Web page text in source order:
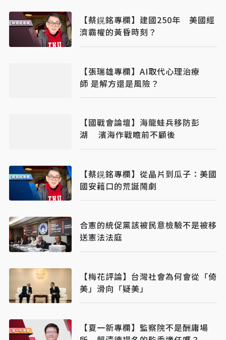
【蔡鎤銘專欄】建國250年 美國經
濟霸權的黃昏時刻？
【張瑞雄專欄】AI取代心理治療
師 是解方還是風險？
【國戰會論壇】海龍蛙兵移防彭
湖 濱海作戰瞻前不顧後
【蔡鎤銘專欄】從晶片到瓜子：美國
國安藉口的荒誕鬧劇
合憲的統促黨該被民意檢驗不是被移
送憲法法庭
【梅花評論】台灣社會為何會從「倚
美」滑向「疑美」
【夏一新專欄】監察院不是酬庸場